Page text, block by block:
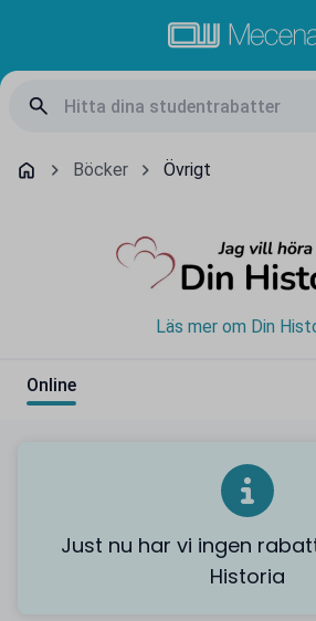
Böcker Övrigt
Läs mer om Din
Online
Just nu har vi ingen
Historia